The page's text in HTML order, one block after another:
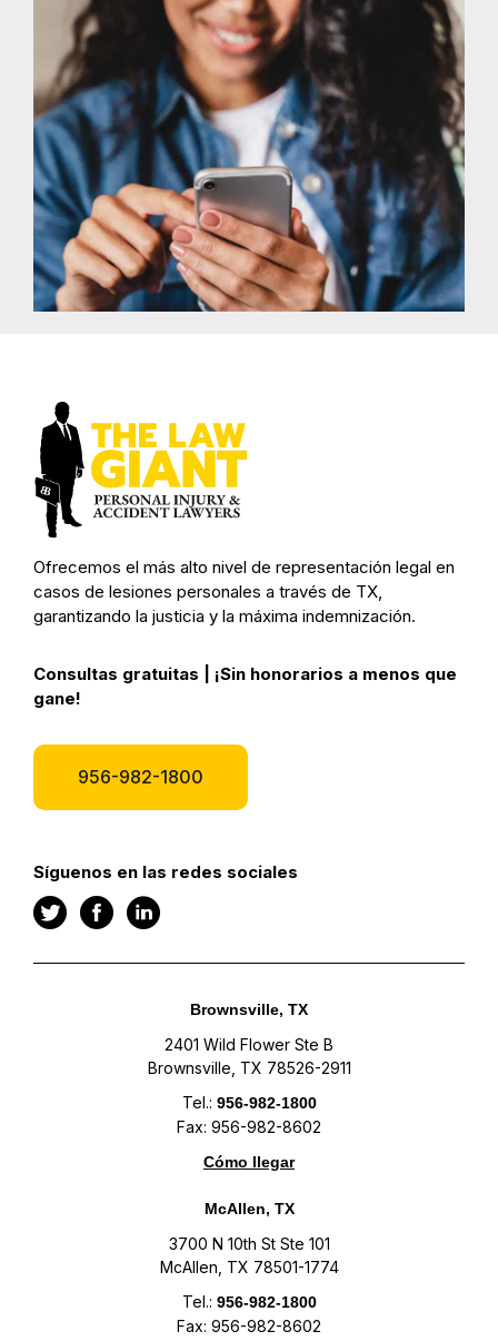
Ofrecemos el más alto nivel de representación legal en
casos de lesiones personales a través de TX,
garantizando la justicia y la máxima indemnización.
Consultas gratuitas | ¡Sin honorarios a menos que
gane!
956-982-1800
Síguenos en las redes sociales
Brownsville, TX
2401 Wild Flower Ste B
Brownsville, TX 78526-2911
Tel.: 956-982-1800
Fax: 956-982-8602
Cómo llegar
McAllen, TX
3700 N 10th St Ste 101
McAllen, TX 78501-1774
Tel.: 956-982-1800
Fax: 956-982-8602